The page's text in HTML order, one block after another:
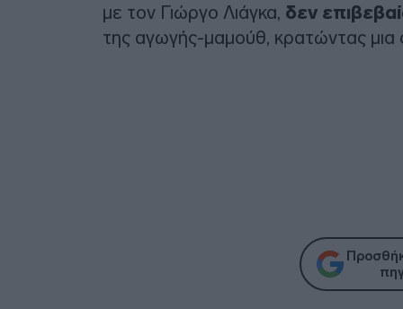
με τον Γιώργο Λιάγκα, δεν
της αγωγής-μαμούθ, κρατώντας μια